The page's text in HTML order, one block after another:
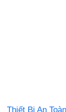
Thiết Bị An